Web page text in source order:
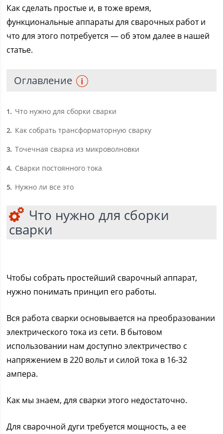
Как сделать простые и, в тоже время,
функциональные аппараты для сварочных работ и
что для этого потребуется — об этом далее в нашей
статье.
Оглавление
1 Что нужно для сборки сварки
2 Как собрать трансформаторную сварку
3 Точечная сварка из микроволновки
4 Сварки постоянного тока
5 Нужно ли все это
Что нужно для сборки
сварки
Чтобы собрать простейший сварочный аппарат,
нужно понимать принцип его работы.
Вся работа сварки основывается на преобразовании
электрического тока из сети. В бытовом
использовании нам доступно электричество с
напряжением в 220 вольт и силой тока в 16-32
ампера.
Как мы знаем, для сварки этого недостаточно.
Для сварочной дуги требуется мощность, а ее